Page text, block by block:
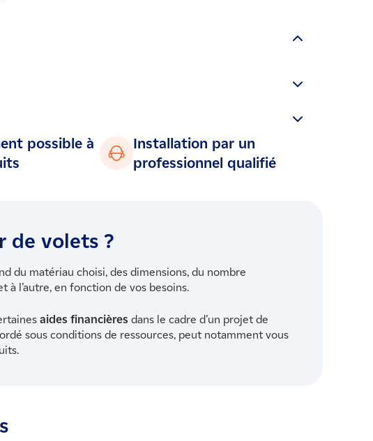
aux normes en vigueur.
possible à
Installation par un
professionnel qualifié
de volets ?
du matériau choisi, des dimensions, du nombre
à l’autre, en fonction de vos besoins.
aides financières dans le cadre d’un projet de
sous conditions de ressources, peut notamment vous